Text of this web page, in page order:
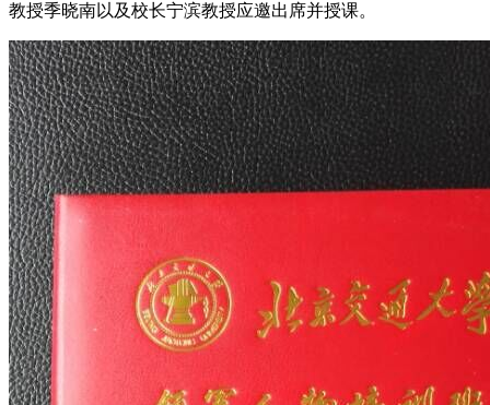
教授季晓南以及校长宁滨教授应邀出席并授课。